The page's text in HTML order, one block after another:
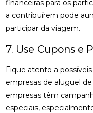
financeiras para os
a contribuírem pode
participar da viagem.
7. Use Cupons e
Fique atento a
empresas de aluguel
empresas têm
especiais,